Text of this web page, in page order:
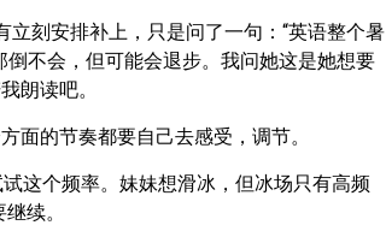
刻安排补上，只是问了一句：“英语整个暑
不会，但可能会退步。我问她这是她想要
朗读吧。
面的节奏都要自己去感受，调节。
这个频率。妹妹想滑冰，但冰场只有高频
续。